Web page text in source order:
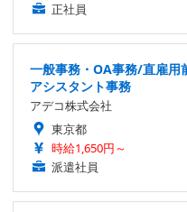
正社員
一般事務・OA事務/直雇用
アシスタント事務
アデコ株式会社
東京都
時給1,650円～
派遣社員